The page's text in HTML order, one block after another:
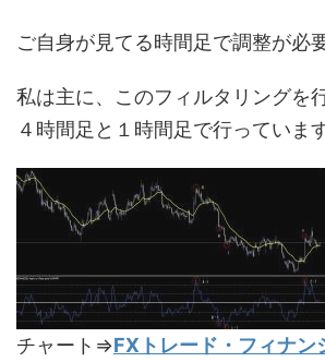
ご自身が見てる時間足で調整が必
私は主に、このフィルタリングを
４時間足と１時間足で行っていま
チャート⇒FXトレード・フィナン